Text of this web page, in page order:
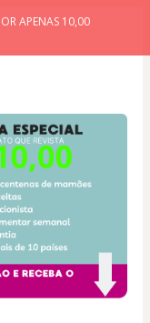
APENAS 10,00